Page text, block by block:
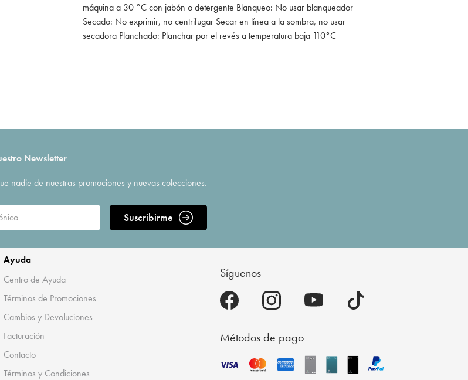
máquina a 30 °C con jabón o detergente Blanqueo: No usar blanqueador
Secado: No exprimir, no centrifugar Secar en línea a la sombra, no usar
secadora Planchado: Planchar por el revés a temperatura baja 110°C
Newsletter
nadie de nuestras promociones y nuevas colecciones.
Suscribirme
Ayuda
Centro de Ayuda
Términos de Promociones
Cambios y Devoluciones
Facturación
Contacto
Términos y Condiciones
Síguenos
Métodos de pago